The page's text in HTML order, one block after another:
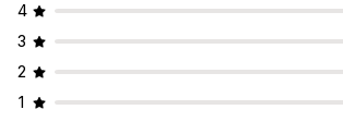
4
3
2
1